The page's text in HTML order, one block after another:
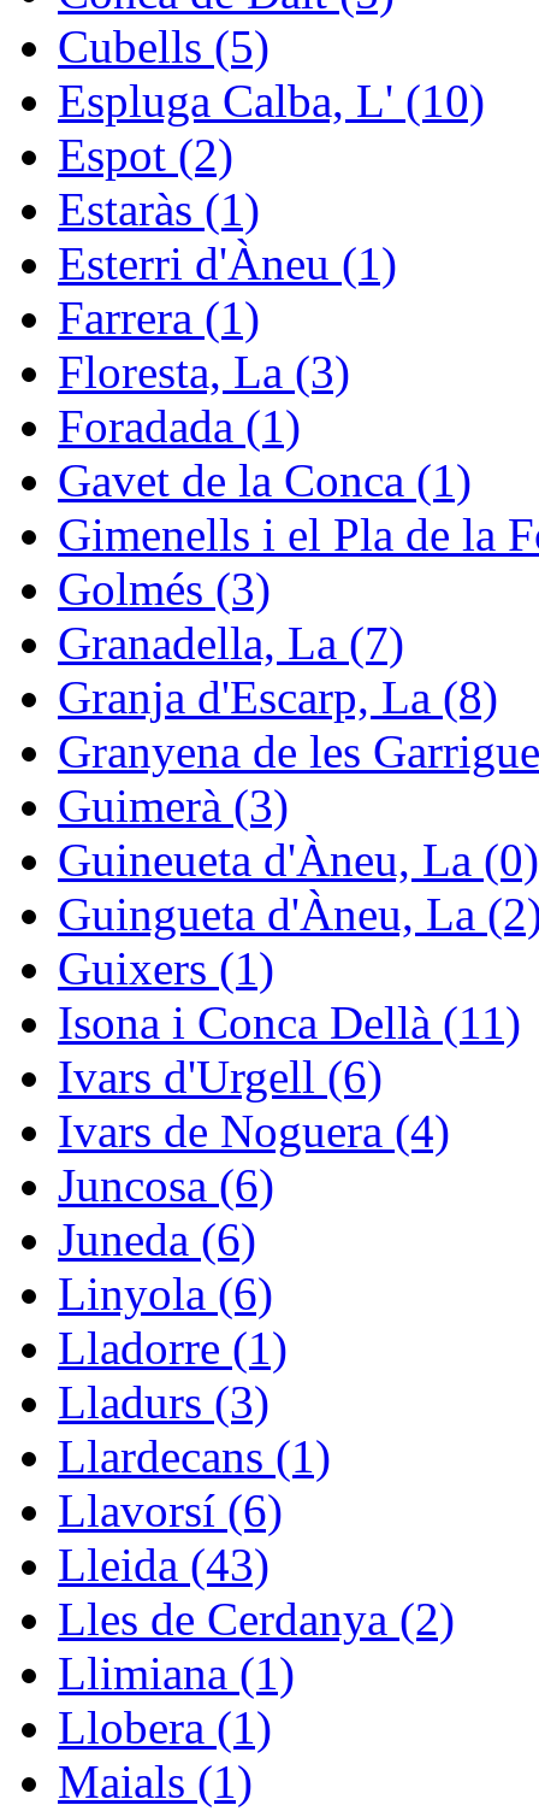
Cubells (5)
Espluga Calba, L' (10)
Espot (2)
Estaràs (1)
Esterri d'Àneu (1)
Farrera (1)
Floresta, La (3)
Foradada (1)
Gavet de la Conca (1)
Gimenells i el Pla de la
Golmés (3)
Granadella, La (7)
Granja d'Escarp, La (8)
Granyena de les
Guimerà (3)
Guineueta d'Àneu, La (0)
Guingueta d'Àneu, La
Guixers (1)
Isona i Conca Dellà (11)
Ivars d'Urgell (6)
Ivars de Noguera (4)
Juncosa (6)
Juneda (6)
Linyola (6)
Lladorre (1)
Lladurs (3)
Llardecans (1)
Llavorsí (6)
Lleida (43)
Lles de Cerdanya (2)
Llimiana (1)
Llobera (1)
Maials (1)